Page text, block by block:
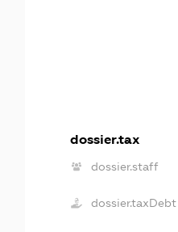
dossier.tax
dossier.staff
dossier.taxDebt